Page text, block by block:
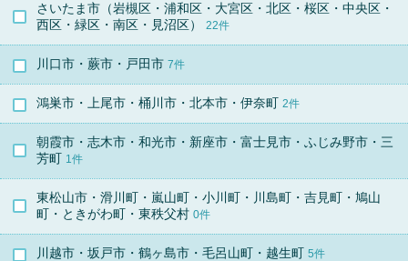
さいたま市（岩槻区・浦和区・大宮区・北区・桜区・中央区・
西区・緑区・南区・見沼区） 22件
川口市・蕨市・戸田市 7件
鴻巣市・上尾市・桶川市・北本市・伊奈町 2件
朝霞市・志木市・和光市・新座市・富士見市・ふじみ野市・三
芳町 1件
東松山市・滑川町・嵐山町・小川町・川島町・吉見町・鳩山
町・ときがわ町・東秩父村 0件
川越市・坂戸市・鶴ヶ島市・毛呂山町・越生町 5件